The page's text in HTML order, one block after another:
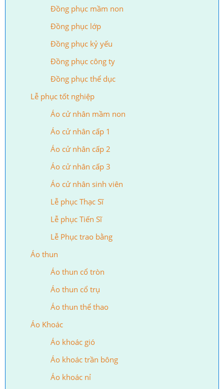
Đồng phục mầm non
Đồng phục lớp
Đồng phục kỷ yếu
Đồng phục công ty
Đồng phục thể dục
Lễ phục tốt nghiệp
Áo cử nhân mầm non
Áo cử nhân cấp 1
Áo cử nhân cấp 2
Áo cử nhân cấp 3
Áo cử nhân sinh viên
Lễ phục Thạc Sĩ
Lễ phục Tiến Sĩ
Lễ Phục trao bằng
Áo thun
Áo thun cổ tròn
Áo thun cổ trụ
Áo thun thể thao
Áo Khoác
Áo khoác gió
Áo khoác trần bông
Áo khoác nỉ